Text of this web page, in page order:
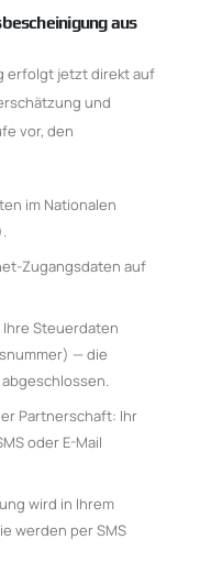
aus
erfolgt jetzt direkt auf
und
vor, den
im Nationalen
Zugangsdaten auf
Steuerdaten
— die
Partnerschaft: Ihr
oder E-Mail
wird in Ihrem
werden per SMS